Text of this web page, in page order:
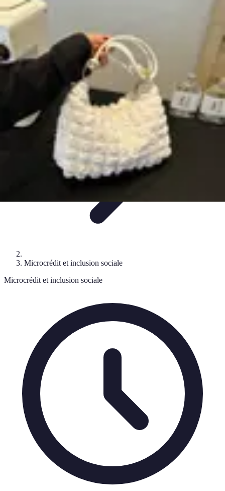
Solutions Microcrédit
Finance personnelle
social
Solutions Microcrédit
Microcrédit et inclusion sociale
Microcrédit et inclusion sociale